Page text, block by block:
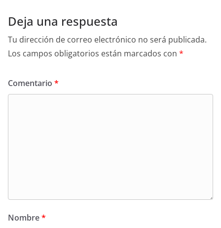
Deja una respuesta
Tu dirección de correo electrónico no será publicada.
Los campos obligatorios están marcados con *
Comentario *
Nombre*